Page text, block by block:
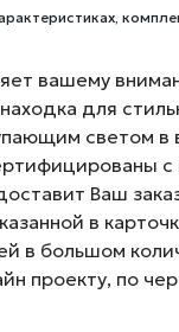
вашему
для
светом в
с
Ваш
в
в большом
проекту, по